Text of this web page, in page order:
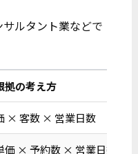
ルタント業などで
拠の考え方
× 客数 × 営業日数
価 × 予約数 × 営業日数